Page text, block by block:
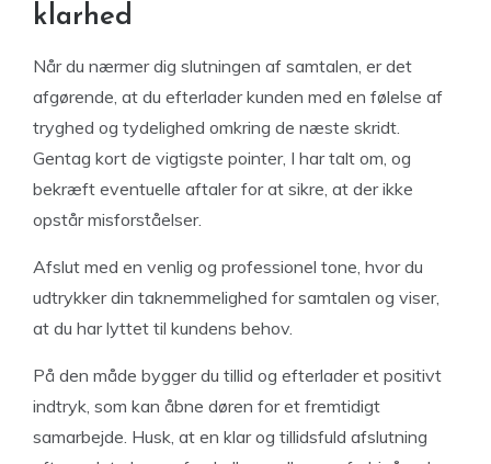
klarhed
Når du nærmer dig slutningen af samtalen, er det
afgørende, at du efterlader kunden med en følelse af
tryghed og tydelighed omkring de næste skridt.
Gentag kort de vigtigste pointer, I har talt om, og
bekræft eventuelle aftaler for at sikre, at der ikke
opstår misforståelser.
Afslut med en venlig og professionel tone, hvor du
udtrykker din taknemmelighed for samtalen og viser,
at du har lyttet til kundens behov.
På den måde bygger du tillid og efterlader et positivt
indtryk, som kan åbne døren for et fremtidigt
samarbejde. Husk, at en klar og tillidsfuld afslutning